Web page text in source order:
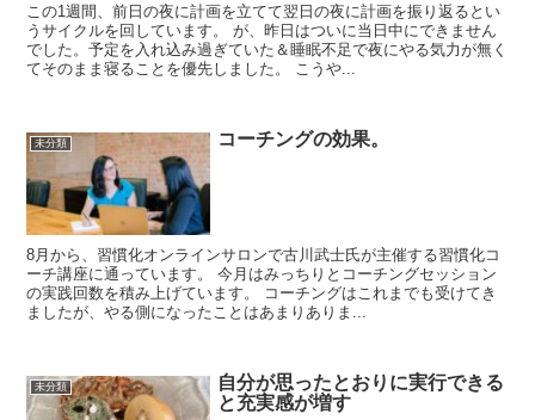
この1週間、前日の夜に計画を立てて翌日の夜に計画を振り返るとい
うサイクルを回しています。 が、昨日はついに当日中にできません
でした。予定を入れ込み過ぎていた＆睡眠不足で夜にやる気力が無く
てそのまま寝ることを優先しました。 こうや...
未分類 コーチングの効果。
8月から、習慣化オンラインサロンで古川武士氏が主催する習慣化コ
ーチ講座に通っています。 今月はみっちりとコーチングセッション
の実践回数を積み上げています。 コーチングはこれまでも受けてき
ましたが、やる側になったことはあまりありま...
未分類
自分が思ったとおりに実行できる
と充実感が増す